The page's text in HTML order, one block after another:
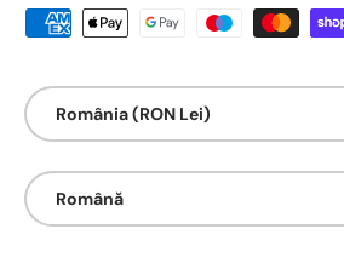
Metode de platā acceptate
Țarǎ/Regiune
România (RON Lei)
Limbā
Română